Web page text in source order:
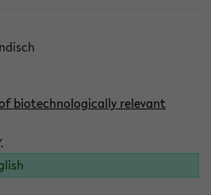
biotechnologically relevant